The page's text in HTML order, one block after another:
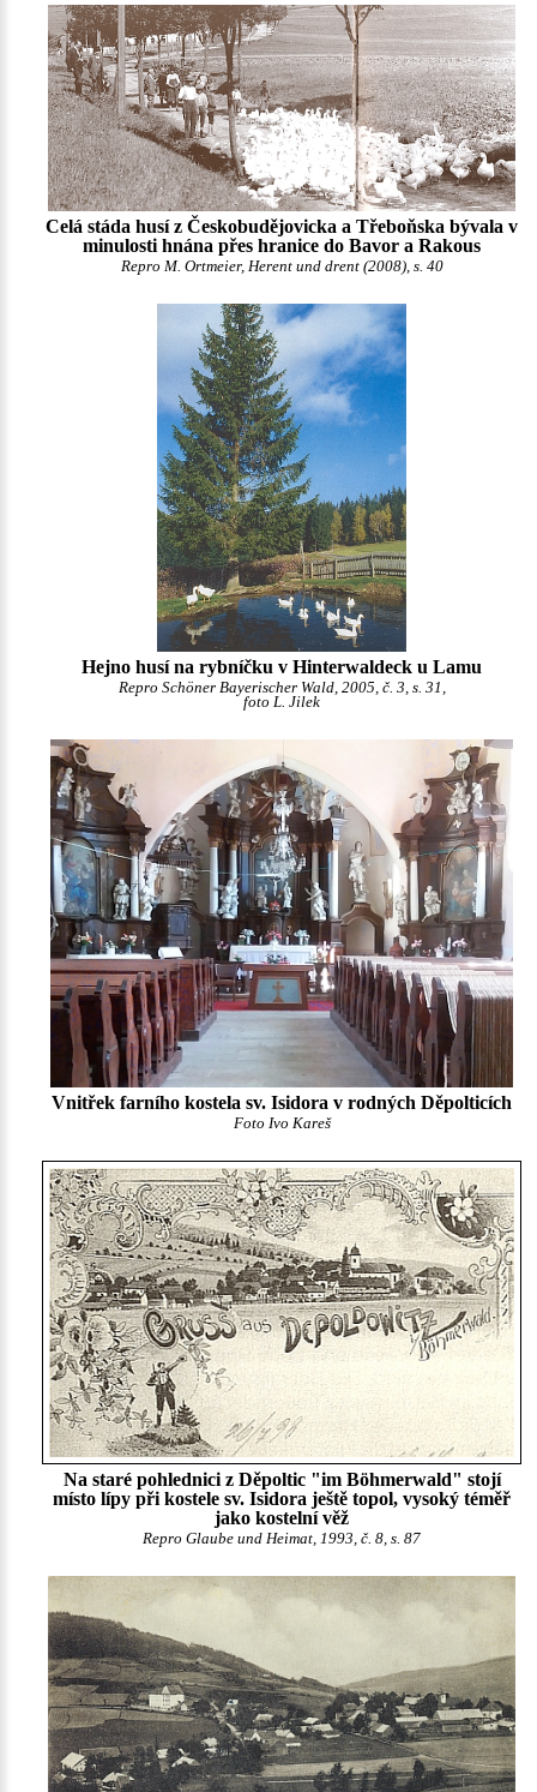
Celá stáda husí z Českobudějovicka a Třeboňska bývala v
minulosti hnána přes hranice do Bavor a Rakous
Repro M. Ortmeier, Herent und drent (2008), s. 40
Hejno husí na rybníčku v Hinterwaldeck u Lamu
Repro Schöner Bayerischer Wald, 2005, č. 3, s. 31,
foto L. Jilek
Vnitřek farního kostela sv. Isidora v rodných Děpolticích
Foto Ivo Kareš
Na staré pohlednici z Děpoltic "im Böhmerwald" stojí
místo lípy při kostele sv. Isidora ještě topol, vysoký téměř
jako kostelní věž
Repro Glaube und Heimat, 1993, č. 8, s. 87